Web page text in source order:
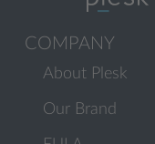
COMPANY
About Plesk
Our Brand